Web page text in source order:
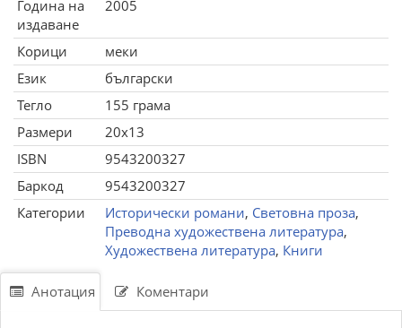
Година на
издаване
2005
Корици
меки
Език
български
Тегло
155 грама
Размери
20x13
ISBN
9543200327
Баркод
9543200327
Категории
Исторически романи, Световна проза,
Преводна художествена литература,
Художествена литература, Книги
Анотация Коментари